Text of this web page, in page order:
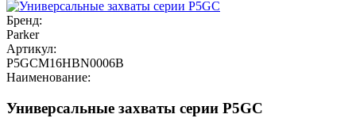
Бренд:
Parker
Артикул:
P5GCM16HBN0006B
Наименование:
Универсальные захваты серии P5GC